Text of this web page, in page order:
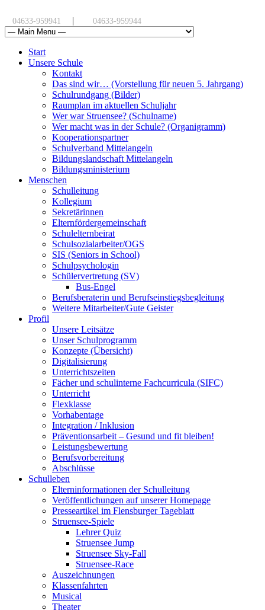
04633-959941 | 04633-959944
Start
Unsere Schule
Kontakt
Das sind wir… (Vorstellung für neuen 5. Jahrgang)
Schulrundgang (Bilder)
Raumplan im aktuellen Schuljahr
Wer war Struensee? (Schulname)
Wer macht was in der Schule? (Organigramm)
Kooperationspartner
Schulverband Mittelangeln
Bildungslandschaft Mittelangeln
Bildungsministerium
Menschen
Schulleitung
Kollegium
Sekretärinnen
Elternfördergemeinschaft
Schulelternbeirat
Schulsozialarbeiter/OGS
SIS (Seniors in School)
Schulpsychologin
Schülervertretung (SV)
Bus-Engel
Berufsberaterin und Berufseinstiegsbegleitung
Weitere Mitarbeiter/Gute Geister
Profil
Unsere Leitsätze
Unser Schulprogramm
Konzepte (Übersicht)
Digitalisierung
Unterrichtszeiten
Fächer und schulinterne Fachcurricula (SIFC)
Unterricht
Flexklasse
Vorhabentage
Integration / Inklusion
Präventionsarbeit – Gesund und fit bleiben!
Leistungsbewertung
Berufsvorbereitung
Abschlüsse
Schulleben
Elterninformationen der Schulleitung
Veröffentlichungen auf unserer Homepage
Presseartikel im Flensburger Tageblatt
Struensee-Spiele
Lehrer Quiz
Struensee Jump
Struensee Sky-Fall
Struensee-Race
Auszeichnungen
Klassenfahrten
Musical
Theater